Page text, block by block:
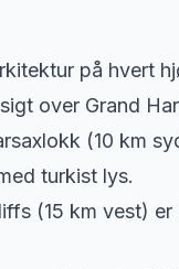
på hvert
over Grand
(10 km
turkist lys.
(15 km vest)